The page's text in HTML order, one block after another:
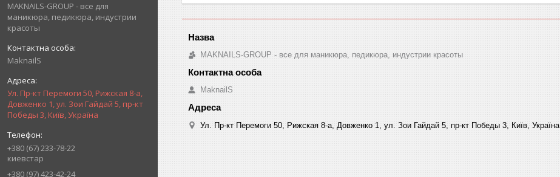
MAKNAILS-GROUP - все для
маникюра, педикюра, индустрии
красоты
MaknailS
Ул. Пр-кт Перемоги 50, Рижская 8-а,
Довженко 1, ул. Зои Гайдай 5, пр-кт
Победы 3, Київ, Україна
+380 (67) 233-78-22
киевстар
+380 (97) 423-42-24
MAKNAILS-GROUP - все для маникюра, педикюра, индустрии красоты
MaknailS
Ул. Пр-кт Перемоги 50, Рижская 8-а, Довженко 1, ул. Зои Гайдай 5, пр-кт Победы 3, Київ, Україна